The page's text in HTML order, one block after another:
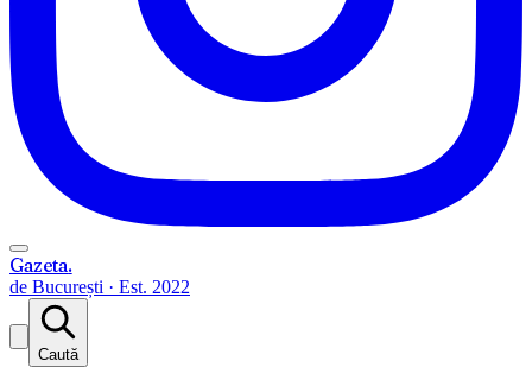
Gazeta.
de București · Est. 2022
Caută